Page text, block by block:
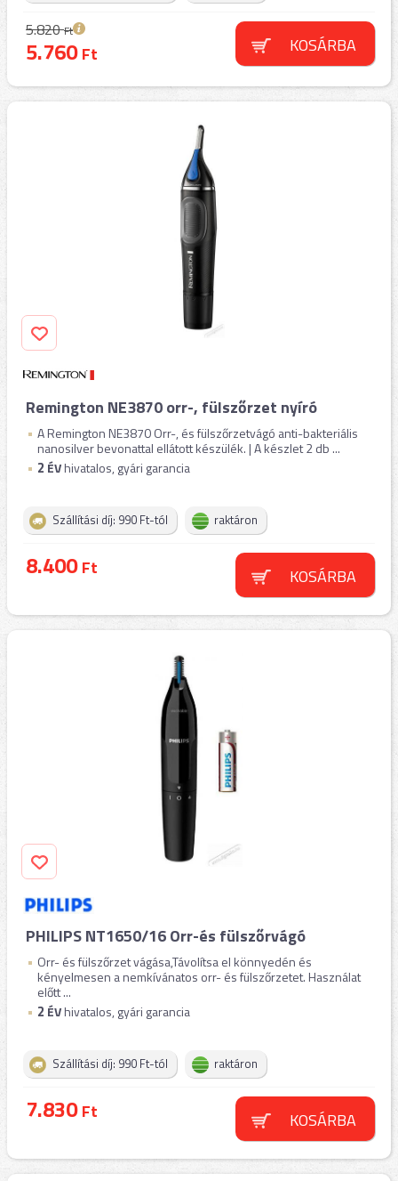
5.820Ft
5.760Ft KOSÁRBA
Remington NE3870 orr-, fülszőrzet nyíró
A Remington NE3870 Orr-, és fülszőrzetvágó anti-bakteriális
nanosilver bevonattal ellátott készülék. | A készlet 2 db ...
2 ÉVhivatalos, gyári garancia
Szállítási díj: 990 Ft-tól raktáron
8.400Ft KOSÁRBA
PHILIPS NT1650/16 Orr-és fülszőrvágó
Orr- és fülszőrzet vágása,Távolítsa el könnyedén és
kényelmesen a nemkívánatos orr- és fülszőrzetet. Használat
előtt ...
2 ÉVhivatalos, gyári garancia
Szállítási díj: 990 Ft-tól raktáron
7.830Ft KOSÁRBA